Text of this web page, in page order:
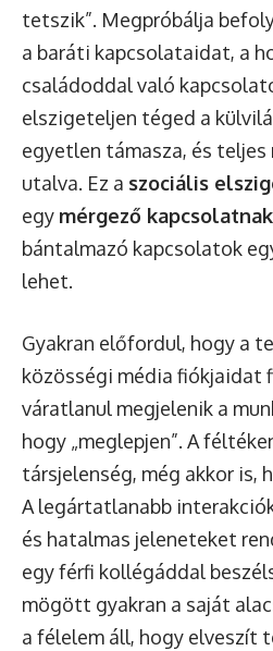
tetszik”. Megpróbálja
a baráti kapcsolataidat, a
családoddal való
elszigeteljen téged a
egyetlen támasza, és teljes
utalva. Ez a szociális
egy mérgező kapcsolatnak
bántalmazó kapcsolatok
lehet.
Gyakran előfordul, hogy a
közösségi média fiókjaidat
váratlanul megjelenik a
hogy „meglepjen”. A
társjelenség, még akkor is,
A legártatlanabb
és hatalmas jeleneteket
egy férfi kollégáddal
mögött gyakran a saját
a félelem áll, hogy elveszít